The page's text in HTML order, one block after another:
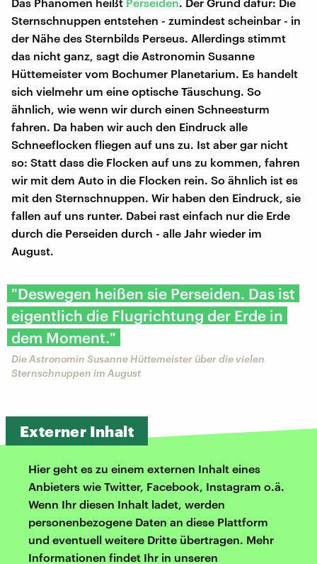
Sternschnuppen entstehen - zumindest scheinbar - in
der Nähe des Sternbilds Perseus. Allerdings stimmt
das nicht ganz, sagt die Astronomin Susanne
Hüttemeister vom Bochumer Planetarium. Es handelt
sich vielmehr um eine optische Täuschung. So
ähnlich, wie wenn wir durch einen Schneesturm
fahren. Da haben wir auch den Eindruck alle
Schneeflocken fliegen auf uns zu. Ist aber gar nicht
so: Statt dass die Flocken auf uns zu kommen, fahren
wir mit dem Auto in die Flocken rein. So ähnlich ist es
mit den Sternschnuppen. Wir haben den Eindruck, sie
fallen auf uns runter. Dabei rast einfach nur die Erde
durch die Perseiden durch - alle Jahr wieder im
August.
"Deswegen heißen sie Perseiden. Das ist
eigentlich die Flugrichtung der Erde in
dem Moment."
Die Astronomin Susanne Hüttemeister über die vielen
Sternschnuppen im August
Externer Inhalt
Hier geht es zu einem externen Inhalt eines
Anbieters wie Twitter, Facebook, Instagram o.ä.
Wenn Ihr diesen Inhalt ladet, werden
personenbezogene Daten an diese Plattform
und eventuell weitere Dritte übertragen. Mehr
Informationen findet Ihr in unseren